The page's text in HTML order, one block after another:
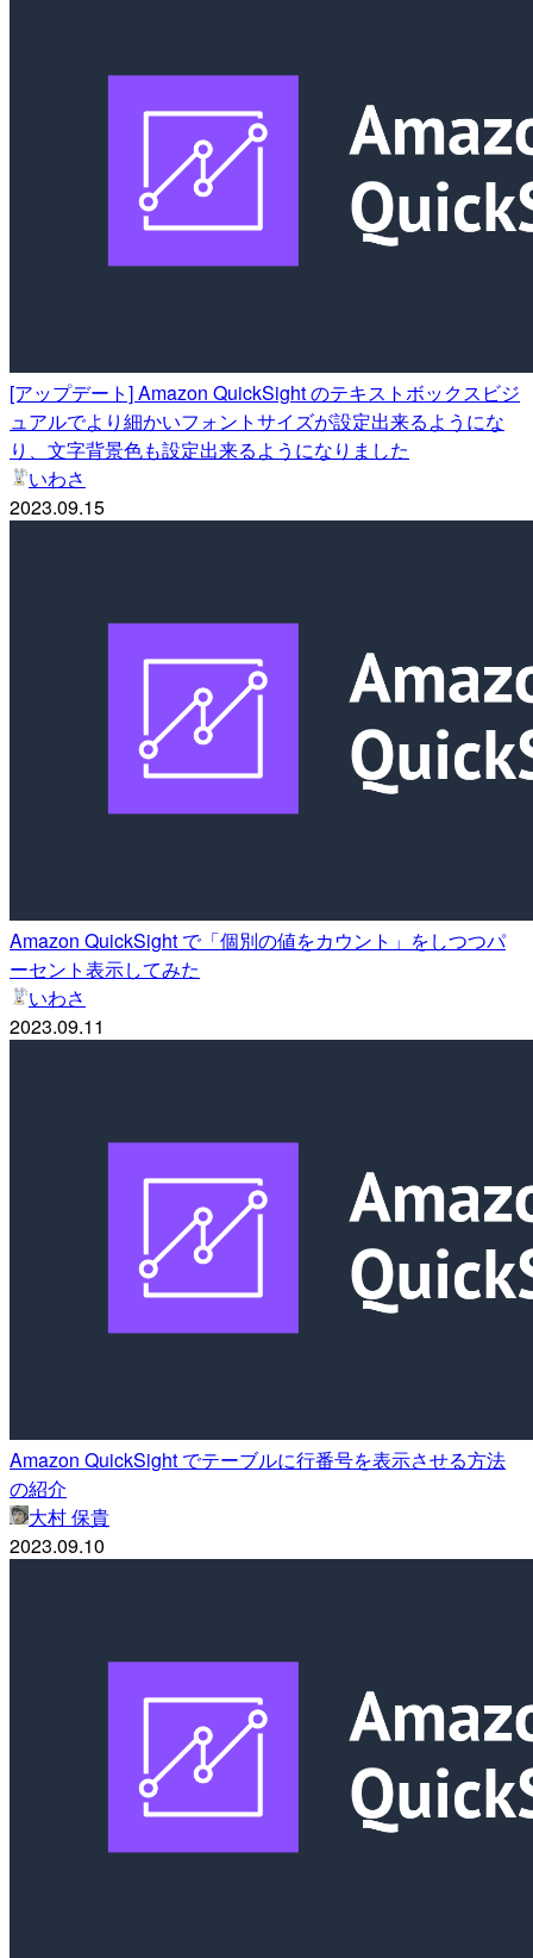
[アップデート] Amazon QuickSight のテキストボックスビジ
ュアルでより細かいフォントサイズが設定出来るようにな
り、文字背景色も設定出来るようになりました
いわさ
2023.09.15
Amazon QuickSight で「個別の値をカウント」をしつつパ
ーセント表示してみた
いわさ
2023.09.11
Amazon QuickSight でテーブルに行番号を表示させる方法
の紹介
大村 保貴
2023.09.10